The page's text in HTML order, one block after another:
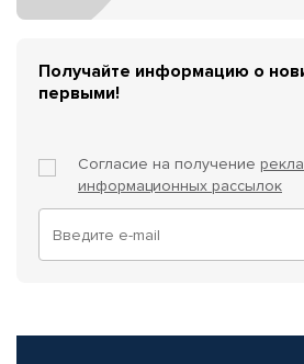
Получайте информацию о
первыми!
Согласие на получение
информационных рассылок